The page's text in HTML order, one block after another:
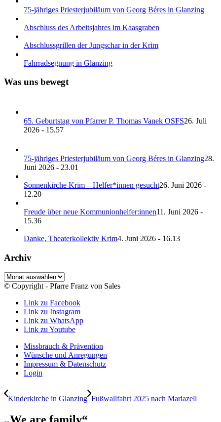
75-jähriges Priesterjubiläum von Georg Béres in Glanzing
Abschluss des Arbeitsjahres im Kaasgraben
Abschlussgrillen der Jungschar in der Krim
Fahrradsegnung in Glanzing
Was uns bewegt
65. Geburtstag von Pfarrer P. Thomas Vanek OSFS26. Juli
2026 - 15.57
75-jähriges Priesterjubiläum von Georg Béres in Glanzing28.
Juni 2026 - 23.01
Sonnenkirche Krim – Helfer*innen gesucht26. Juni 2026 -
12.20
Freude über neue Kommunionhelfer:innen11. Juni 2026 -
15.36
Danke, Theaterkollektiv Krim4. Juni 2026 - 16.13
Archiv
Archiv
© Copyright - Pfarre Franz von Sales
Link zu Facebook
Link zu Instagram
Link zu WhatsApp
Link zu Youtube
Missbrauch & Prävention
Wünsche und Anregungen
Impressum & Datenschutz
Login
Kinderkirche in Glanzing Fußwallfahrt 2025 nach Mariazell